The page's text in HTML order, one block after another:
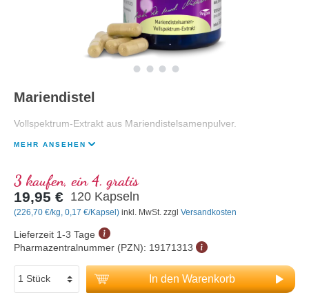
Mariendistel
Vollspektrum-Extrakt aus Mariendistelsamenpulver.
MEHR ANSEHEN
3 kaufen, ein 4. gratis
19,95 € 120 Kapseln
(226,70 €/kg, 0,17 €/Kapsel) inkl. MwSt. zzgl Versandkosten
Lieferzeit 1-3 Tage
Pharmazentralnummer (PZN): 19171313
In den Warenkorb